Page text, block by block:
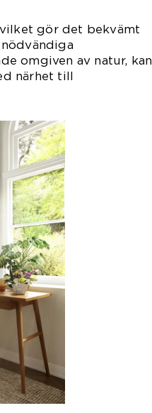
gör det bekvämt
omgiven av natur, kan
närhet till